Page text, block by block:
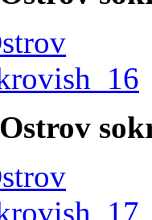
Ostrov